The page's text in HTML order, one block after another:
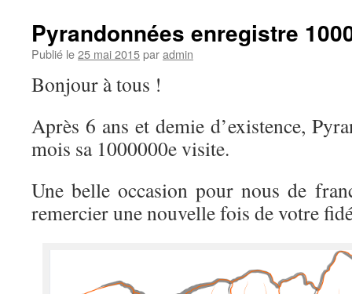
Pyrandonnées enregistre
Publié le25 mai 2015paradmin
Bonjour à tous !
Après 6 ans et demie d’existence,
mois sa 1000000e visite.
Une belle occasion pour nous de
remercier une nouvelle fois de votre